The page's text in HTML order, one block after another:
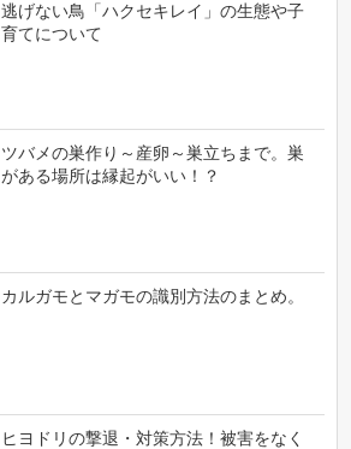
逃げない鳥「ハクセキレイ」の生態や子
育てについて
ツバメの巣作り～産卵～巣立ちまで。巣
がある場所は縁起がいい！？
カルガモとマガモの識別方法のまとめ。
ヒヨドリの撃退・対策方法！被害をなく